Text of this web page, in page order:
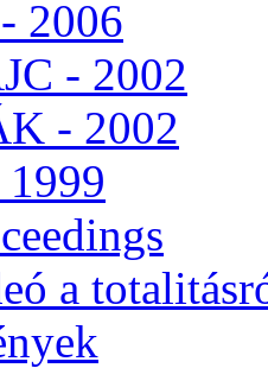
2006
- 2002
- 2002
a